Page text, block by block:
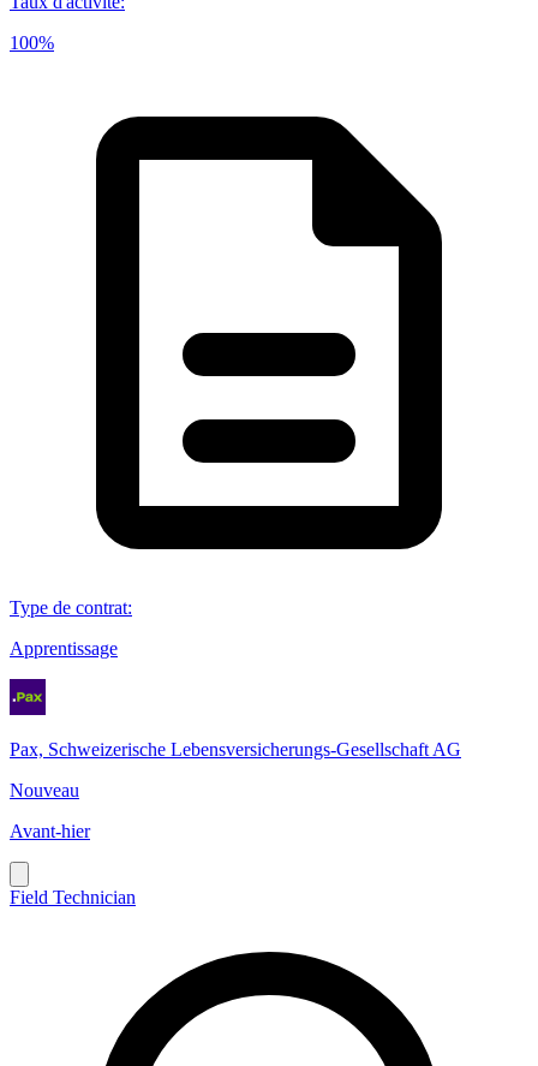
100%
Type de contrat:
Apprentissage
Pax, Schweizerische Lebensversicherungs-Gesellschaft AG
Nouveau
Avant-hier
Field Technician